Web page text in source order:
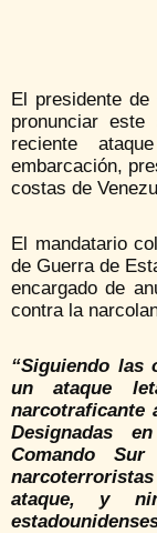
El presidente de
pronunciar
reciente
embarcación,
costas de
El mandatario
de Guerra de
encargado de
contra la
“Siguiendo las
un ataque
narcotraficante
Designadas
Comando
ataque, y